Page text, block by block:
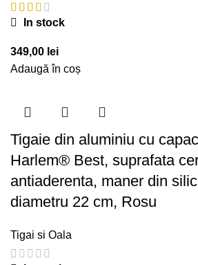
In stock
349,00 lei
Adaugă în coș
Tigaie din aluminiu cu
Harlem® Best, suprafata
antiaderenta, maner din
diametru 22 cm, Rosu
Tigai si Oala